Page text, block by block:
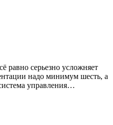
равно серьезно усложняет
надо минимум шесть, а
управления…